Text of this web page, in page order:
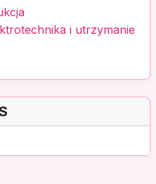
i utrzymanie